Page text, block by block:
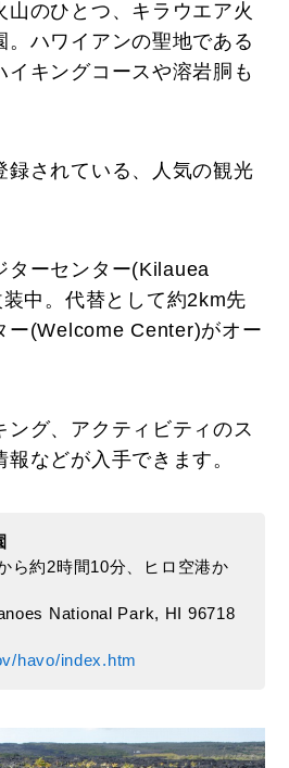
山のひとつ、キラウエア火
。ハワイアンの聖地である
イキングコースや溶岩胴も
録されている、人気の観光
ターセンター(Kilauea
中。代替として約2km先
ー(Welcome Center)がオー
ング、アクティビティのス
などが入手できます。
ら約2時間10分、ヒロ空港か
National Park, HI 96718
havo/index.htm